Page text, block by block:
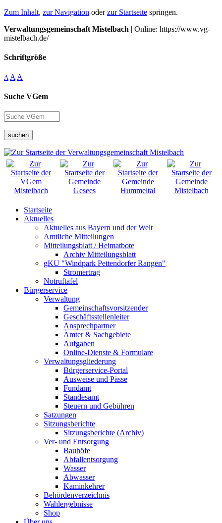
Zum Inhalt, zur Navigation oderzur Startseite springen.
Verwaltungsgemeinschaft Mistelbach | Online: https://www.vg-
mistelbach.de/
Schriftgröße
A A A
Suche VGem
suchen
Startseite
Aktuelles
Aktuelles aus Bayern und der Welt
Amtliche Mitteilungen
Mitteilungsblatt / Heimatbote
Archiv Mitteilungsblatt
gKU "Windpark Pettendorfer Rangen"
Stromertrag
Notruftafel
Bürgerservice
Verwaltung
Gemeinschaftsvorsitzender
Geschäftsstellenleiter
Ansprechpartner
Ämter & Sachgebiete
Aufgaben
Online-Dienste & Formulare
Verwaltungsgliederung
Bürgerservice-Portal
Ausweise und Pässe
Fundamt
Standesamt
Steuern und Gebühren
Satzungen
Sitzungsberichte
Sitzungsberichte (Archiv)
Ver- und Entsorgung
Bauhöfe
Abfallentsorgung
Wasser
Abwasser
Kaminkehrer
Behördenverzeichnis
Wahlergebnisse
Shop